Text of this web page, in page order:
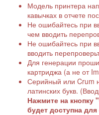
Модель принтера
кавычках в отчете
Не ошибайтесь при
чем вводить
Не ошибайтесь при
вводить
Для генерации
картриджа (а не от
Серийный или Crum
латинских букв.
Нажмите на
будет доступна